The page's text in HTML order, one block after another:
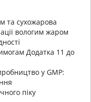
та сухожарова
вологим жаром
Додатка 11 до
у GMP:
піку